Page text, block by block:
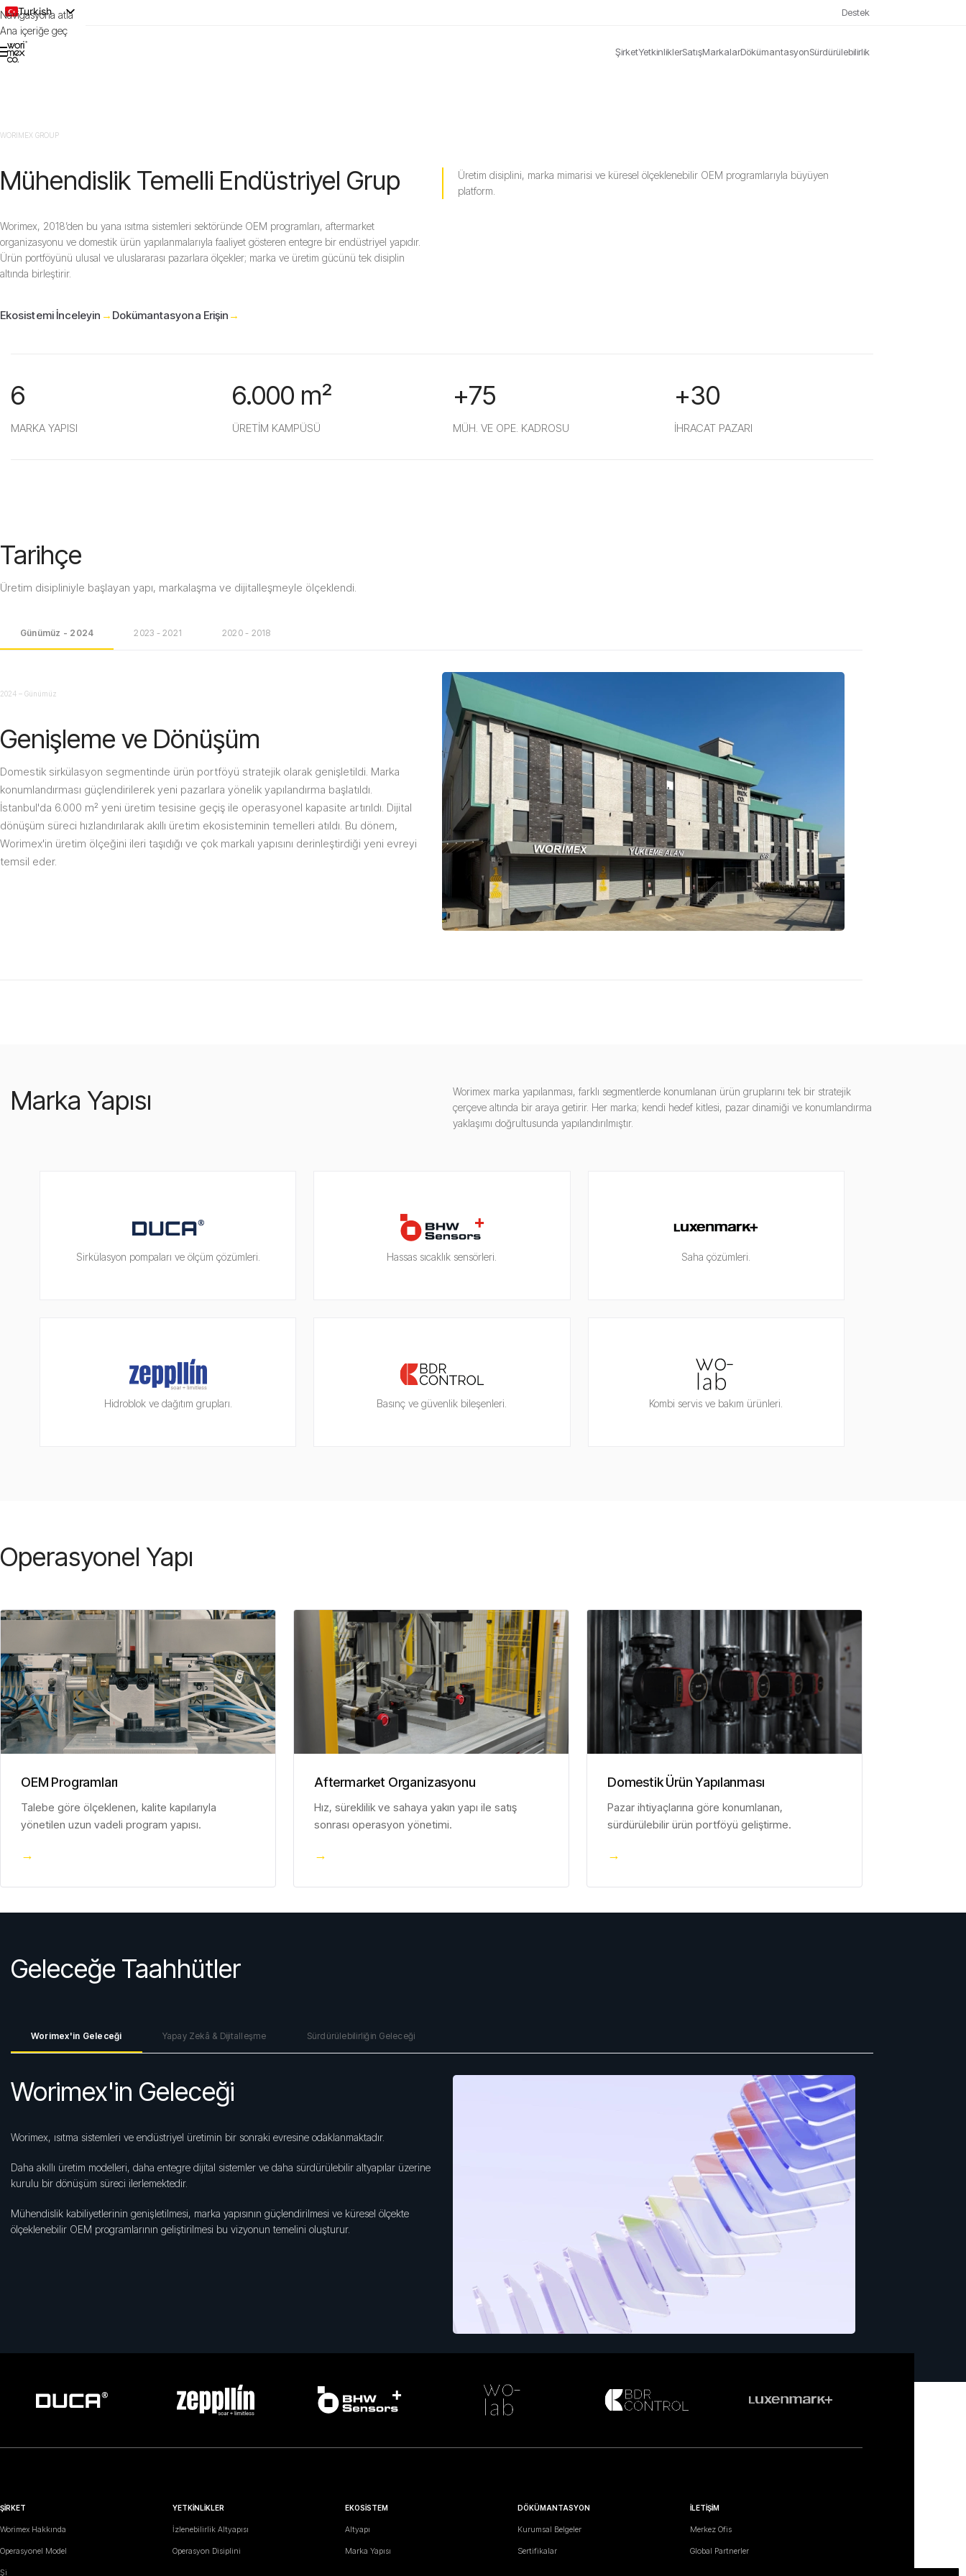
Navigasyona atla
Ana içeriğe geç
Turkish
English
Destek
ŞirketYetkinliklerSatışMarkalarDökümantasyonSürdürülebilirlik
WORIMEX GROUP
Mühendislik Temelli Endüstriyel Grup
Worimex, 2018’den bu yana ısıtma sistemleri sektöründe OEM programları, aftermarket
organizasyonu ve domestik ürün yapılanmalarıyla faaliyet gösteren entegre bir endüstriyel yapıdır.
Ürün portföyünü ulusal ve uluslararası pazarlara ölçekler; marka ve üretim gücünü tek disiplin
altında birleştirir.
Ekosistemi İnceleyin → Dokümantasyona Erişin →
Üretim disiplini, marka mimarisi ve küresel ölçeklenebilir OEM programlarıyla büyüyen
platform.
6
MARKA YAPISI
6.000 m²
ÜRETİM KAMPÜSÜ
+75
MÜH. VE OPE. KADROSU
+30
İHRACAT PAZARI
Tarihçe
Üretim disipliniyle başlayan yapı, markalaşma ve dijitalleşmeyle ölçeklendi.
Günümüz - 2024 2023 - 2021 2020 - 2018
2024 – Günümüz
Genişleme ve Dönüşüm
Domestik sirkülasyon segmentinde ürün portföyü stratejik olarak genişletildi. Marka
konumlandırması güçlendirilerek yeni pazarlara yönelik yapılandırma başlatıldı.
İstanbul'da 6.000 m² yeni üretim tesisine geçiş ile operasyonel kapasite artırıldı. Dijital
dönüşüm süreci hızlandırılarak akıllı üretim ekosisteminin temelleri atıldı. Bu dönem,
Worimex'in üretim ölçeğini ileri taşıdığı ve çok markalı yapısını derinleştirdiği yeni evreyi
temsil eder.
Marka Yapısı
Worimex marka yapılanması, farklı segmentlerde konumlanan ürün gruplarını tek bir stratejik
çerçeve altında bir araya getirir. Her marka; kendi hedef kitlesi, pazar dinamiği ve konumlandırma
yaklaşımı doğrultusunda yapılandırılmıştır.
Sirkülasyon pompaları ve ölçüm çözümleri. Hassas sıcaklık sensörleri. Saha çözümleri.
Hidroblok ve dağıtım grupları. Basınç ve güvenlik bileşenleri. Kombi servis ve bakım ürünleri.
Operasyonel Yapı
OEM Programları
Talebe göre ölçeklenen, kalite kapılarıyla
yönetilen uzun vadeli program yapısı.
→
Aftermarket Organizasyonu
Hız, süreklilik ve sahaya yakın yapı ile satış
sonrası operasyon yönetimi.
→
Domestik Ürün Yapılanması
Pazar ihtiyaçlarına göre konumlanan,
sürdürülebilir ürün portföyü geliştirme.
→
Geleceğe Taahhütler
Worimex'in Geleceği Yapay Zekâ & Dijitalleşme Sürdürülebilirliğin Geleceği
Worimex'in Geleceği
Worimex, ısıtma sistemleri ve endüstriyel üretimin bir sonraki evresine odaklanmaktadır.
Daha akıllı üretim modelleri, daha entegre dijital sistemler ve daha sürdürülebilir altyapılar üzerine
kurulu bir dönüşüm süreci ilerlemektedir.
Mühendislik kabiliyetlerinin genişletilmesi, marka yapısının güçlendirilmesi ve küresel ölçekte
ölçeklenebilir OEM programlarının geliştirilmesi bu vizyonun temelini oluşturur.
ŞİRKET
Worimex Hakkında
Operasyonel Model
Şirket Yolculuğu
YETKİNLİKLER
İzlenebilirlik Altyapısı
Operasyon Disiplini
EKOSİSTEM
Altyapı
Marka Yapısı
DÖKÜMANTASYON
Kurumsal Belgeler
Sertifikalar
İLETİŞİM
Merkez Ofis
Global Partnerler